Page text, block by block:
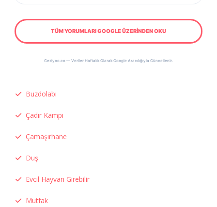
TÜM YORUMLARI GOOGLE ÜZERİNDEN OKU
Geziyoo.co — Veriler Haftalık Olarak Google Aracılığıyla Güncellenir.
Buzdolabı
Çadır Kampı
Çamaşırhane
Duş
Evcil Hayvan Girebilir
Mutfak